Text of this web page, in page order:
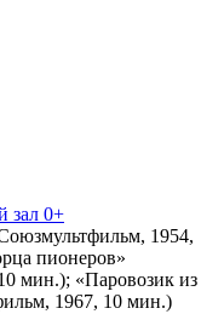
зал 0+
1954,
пионеров»
мин.); «Паровозик из
1967, 10 мин.)